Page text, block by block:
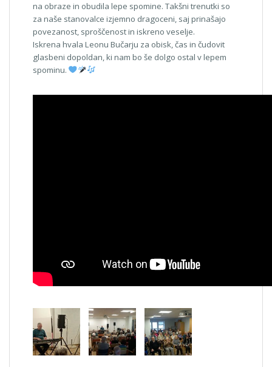
na obraze in obudila lepe spomine. Takšni trenutki so
za naše stanovalce izjemno dragoceni, saj prinašajo
povezanost, sproščenost in iskreno veselje.
Iskrena hvala Leonu Bučarju za obisk, čas in čudovit
glasbeni dopoldan, ki nam bo še dolgo ostal v lepem
spominu.